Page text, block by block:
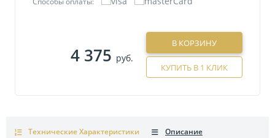
4 375 руб.
В КОРЗИНУ
КУПИТЬ В 1 КЛИК
Технические Характеристики
Описание